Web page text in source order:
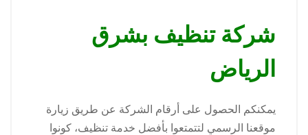
شركة تنظيف بشرق
الرياض
يمكنكم الحصول على أرقام الشركة عن طريق زيارة
موقعنا الرسمي لتتمتعوا بأفضل خدمة تنظيف، كونوا